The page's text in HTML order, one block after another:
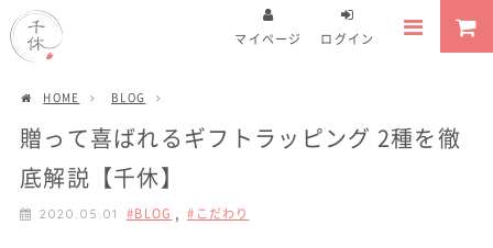
ログイン
マイページ
HOME BLOG
贈って喜ばれるギフトラッピング 2種を徹
底解説【千休】
2020.05.01 BLOG , こだわり